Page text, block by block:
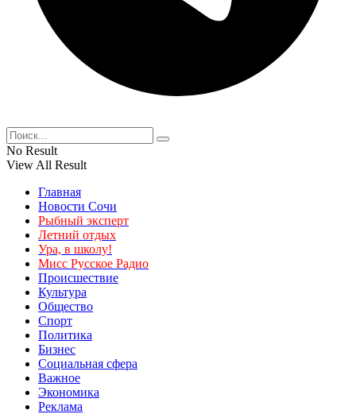
No Result
View All Result
Главная
Новости Сочи
Рыбный эксперт
Летний отдых
Ура, в школу!
Мисс Русское Радио
Происшествие
Культура
Общество
Спорт
Политика
Бизнес
Социальная сфера
Важное
Экономика
Реклама